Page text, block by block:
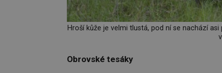
Hroší kůže je velmi tlustá, pod ní se nachází
Obrovské tesáky